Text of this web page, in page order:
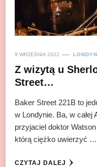
9 WRZEŚNIA 2022 LONDYN
Z wizytą u
Street…
Baker Street 221B to
w Londynie. Ba, w całej
przyjaciel doktor
którą ciężko uwierzyć …
CZYTAJ DALEJ